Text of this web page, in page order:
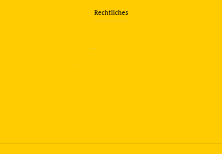
Rechtliches
—
—